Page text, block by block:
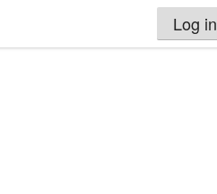
Log in